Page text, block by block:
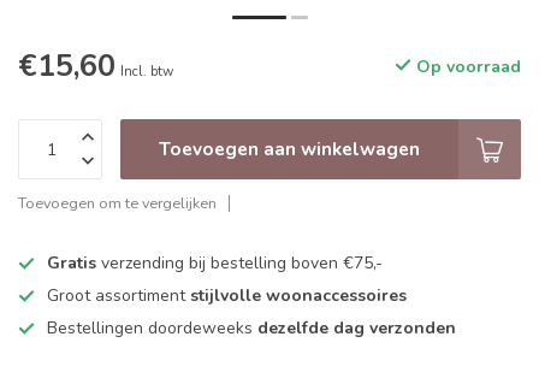
€15,60 Incl. btw Op voorraad
Toevoegen aan winkelwagen
Toevoegen om te vergelijken
Gratis verzending bij bestelling boven €75,-
Groot assortiment stijlvolle woonaccessoires
Bestellingen doordeweeks dezelfde dag verzonden